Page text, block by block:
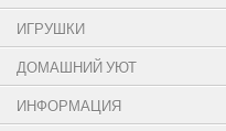
ИГРУШКИ
ДОМАШНИЙ УЮТ
ИНФОРМАЦИЯ